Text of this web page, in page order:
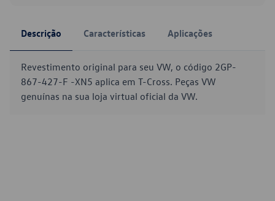
Descrição Características Aplicações
Revestimento original para seu VW, o código 2GP-
867-427-F -XN5 aplica em T-Cross. Peças VW
genuínas na sua loja virtual oficial da VW.